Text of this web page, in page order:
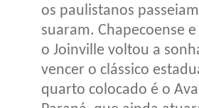
os paulistanos
suaram. Chapecoense
o Joinville voltou a
vencer o clássico
quarto colocado é o